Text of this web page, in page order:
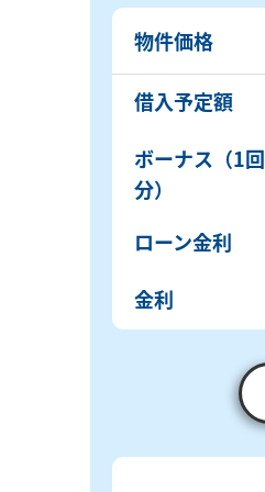
物件価格
借入予定額
ボーナス（1回
分）
ローン金利
金利